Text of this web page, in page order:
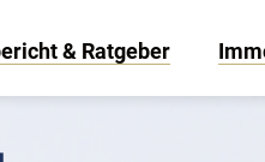
& Ratgeber